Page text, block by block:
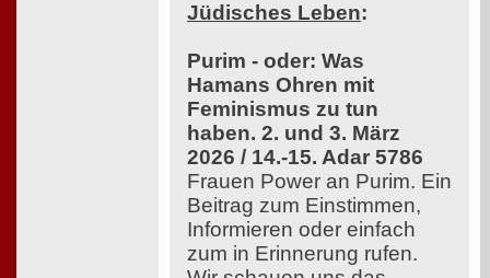
Jüdisches Leben:
Purim - oder: Was
Hamans Ohren mit
Feminismus zu tun
haben. 2. und 3. März
2026 / 14.-15. Adar 5786
Frauen Power an Purim. Ein
Beitrag zum Einstimmen,
Informieren oder einfach
zum in Erinnerung rufen.